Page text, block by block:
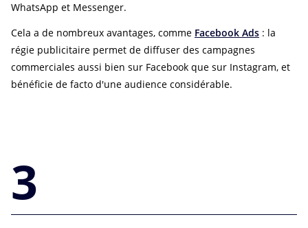
WhatsApp et Messenger.
Cela a de nombreux avantages, comme Facebook Ads : la
régie publicitaire permet de diffuser des campagnes
commerciales aussi bien sur Facebook que sur Instagram, et
bénéficie de facto d'une audience considérable.
3